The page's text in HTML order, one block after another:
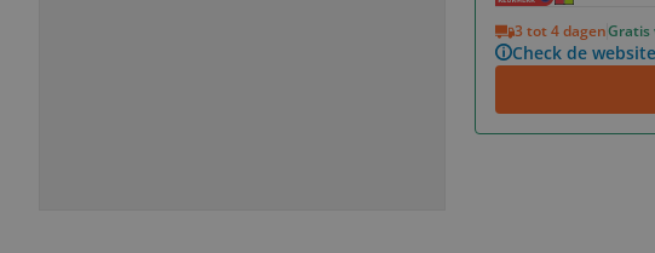
3 tot 4 dagenGratis
Check de